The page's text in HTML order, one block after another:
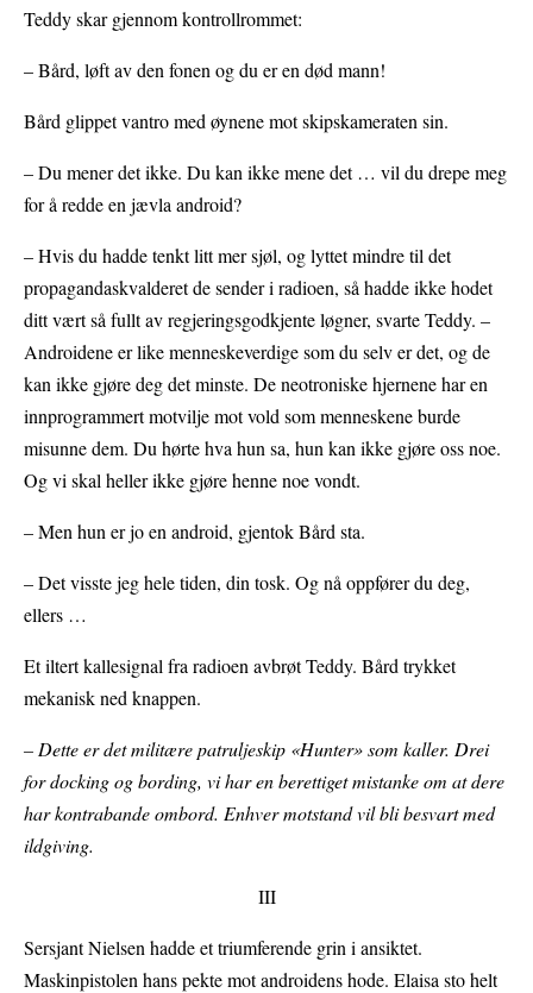
Teddy skar gjennom kontrollrommet:
– Bård, løft av den fonen og du er en død mann!
Bård glippet vantro med øynene mot skipskameraten sin.
– Du mener det ikke. Du kan ikke mene det … vil du drepe meg
for å redde en jævla android?
– Hvis du hadde tenkt litt mer sjøl, og lyttet mindre til det
propagandaskvalderet de sender i radioen, så hadde ikke hodet
ditt vært så fullt av regjeringsgodkjente løgner, svarte Teddy. –
Androidene er like menneskeverdige som du selv er det, og de
kan ikke gjøre deg det minste. De neotroniske hjernene har en
innprogrammert motvilje mot vold som menneskene burde
misunne dem. Du hørte hva hun sa, hun kan ikke gjøre oss noe.
Og vi skal heller ikke gjøre henne noe vondt.
– Men hun er jo en android, gjentok Bård sta.
– Det visste jeg hele tiden, din tosk. Og nå oppfører du deg,
ellers …
Et iltert kallesignal fra radioen avbrøt Teddy. Bård trykket
mekanisk ned knappen.
– Dette er det militære patruljeskip «Hunter» som kaller. Drei
for docking og bording, vi har en berettiget mistanke om at dere
har kontrabande ombord. Enhver motstand vil bli besvart med
ildgiving.
III
Sersjant Nielsen hadde et triumferende grin i ansiktet.
Maskinpistolen hans pekte mot androidens hode. Elaisa sto helt